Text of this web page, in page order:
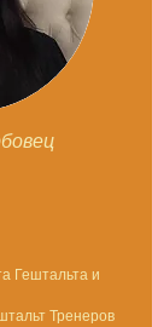
Гештальта и
Тренеров